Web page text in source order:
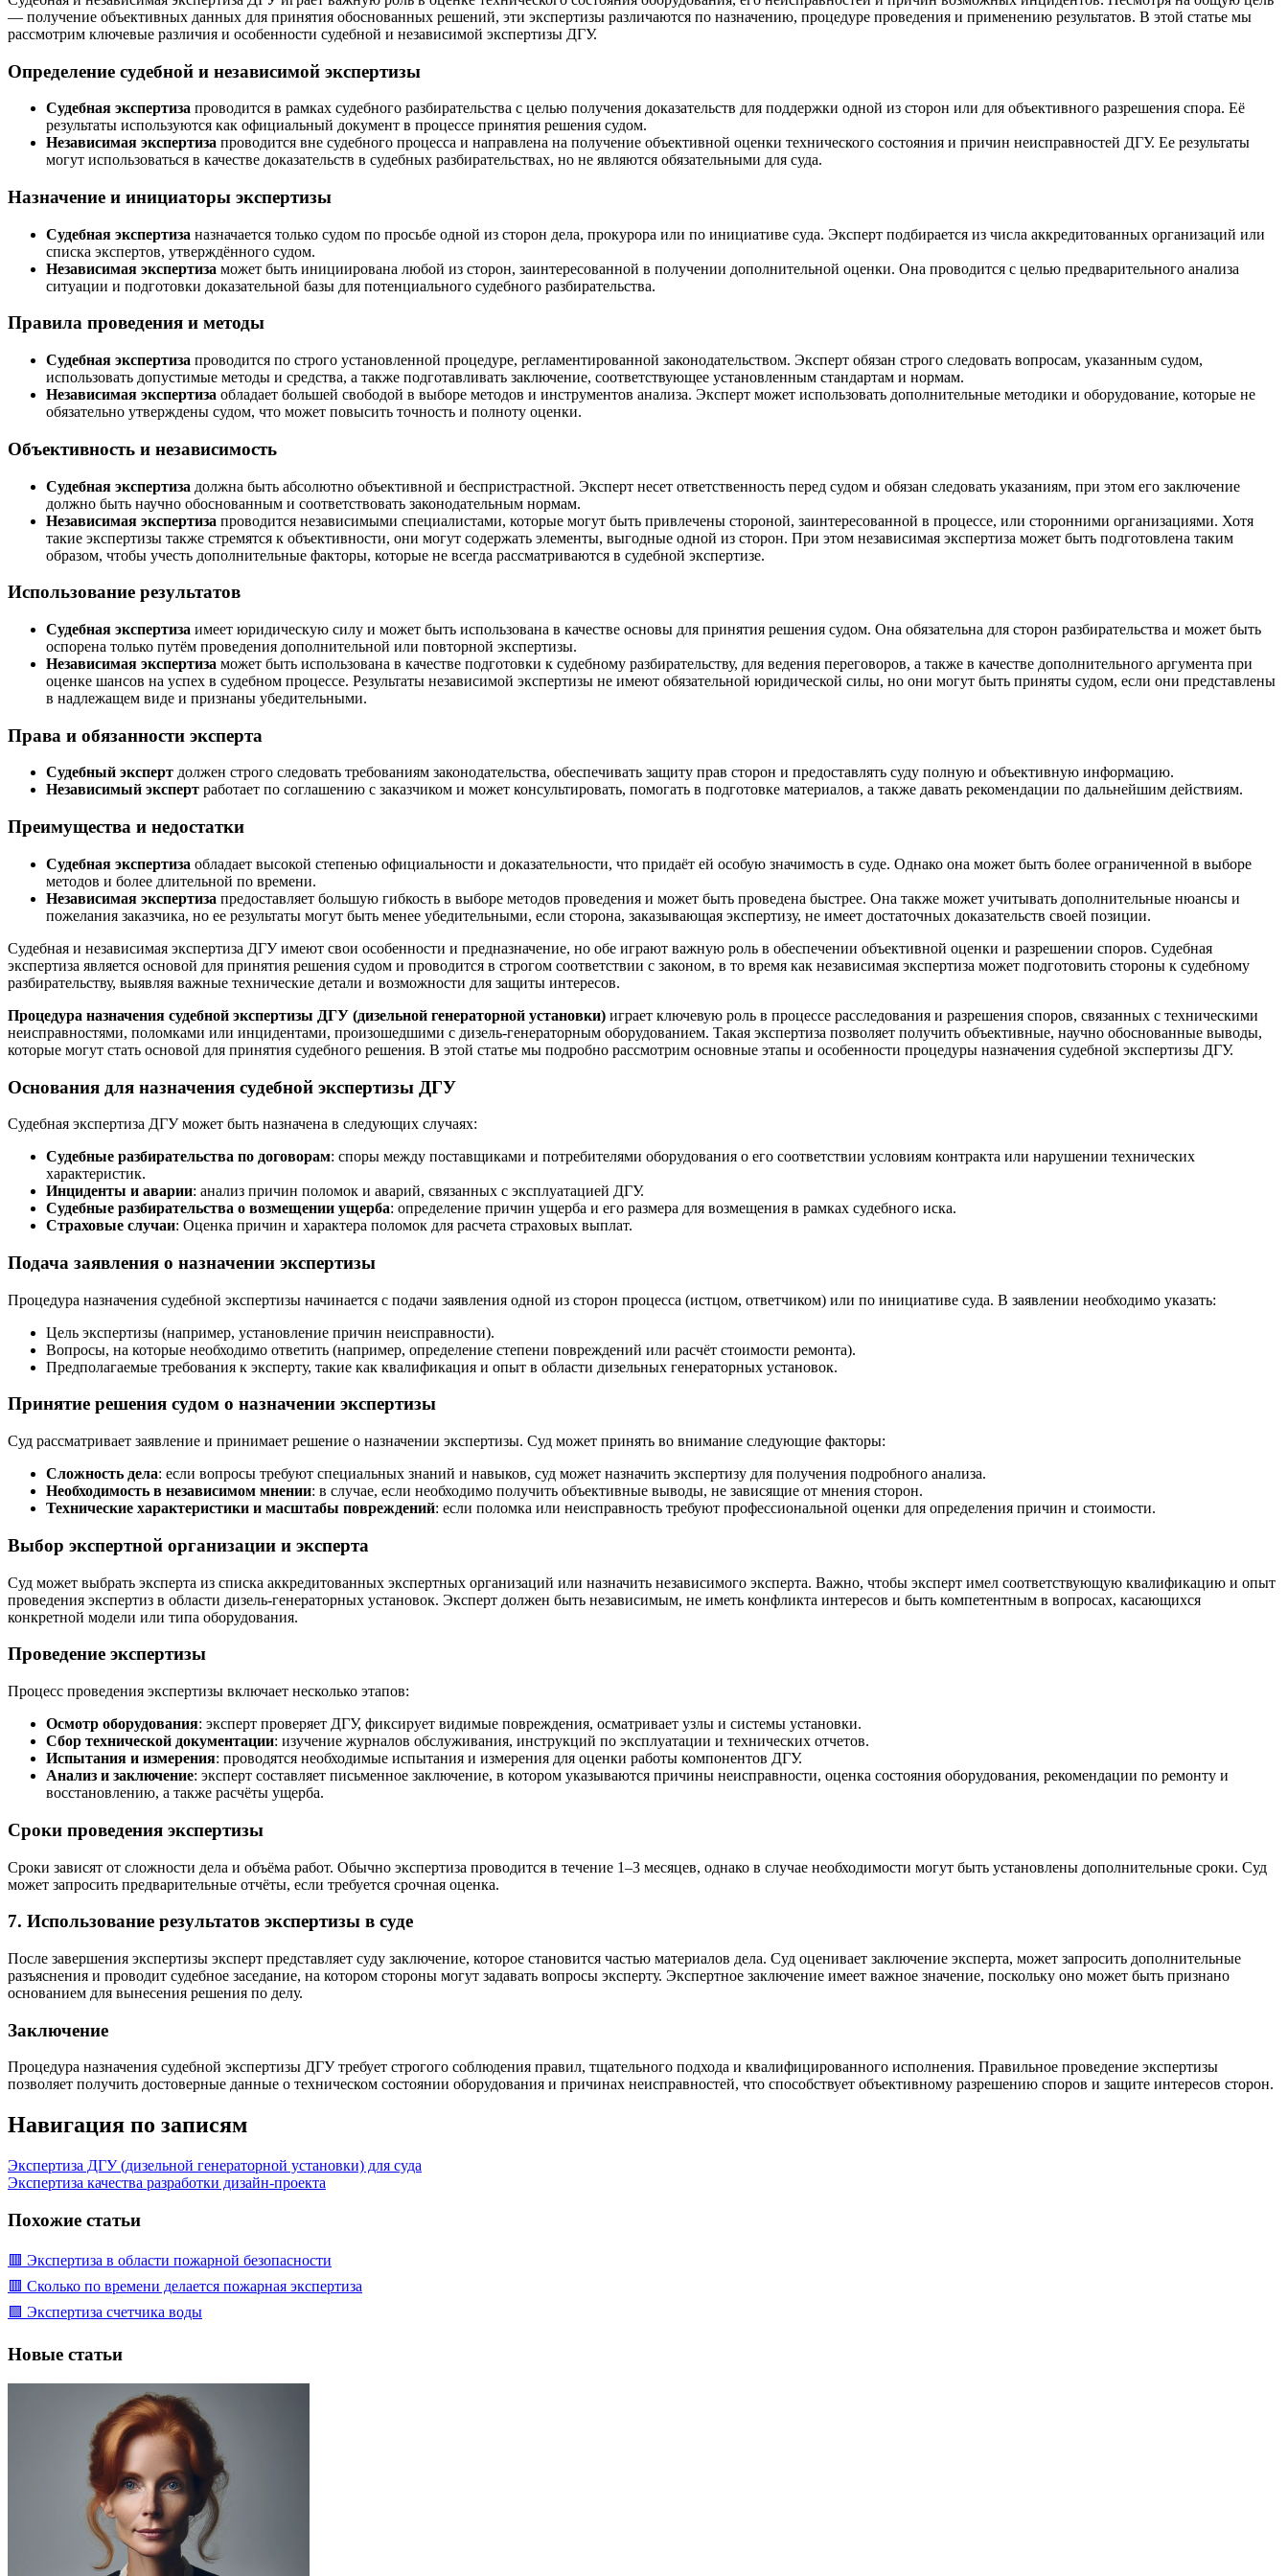
— получение объективных данных для принятия обоснованных решений, эти экспертизы различаются по назначению, процедуре проведения и применению результатов. В этой статье мы
рассмотрим ключевые различия и особенности судебной и независимой экспертизы ДГУ.
Определение судебной и независимой экспертизы
Судебная экспертиза проводится в рамках судебного разбирательства с целью получения доказательств для поддержки одной из сторон или для объективного разрешения спора. Её
результаты используются как официальный документ в процессе принятия решения судом.
Независимая экспертиза проводится вне судебного процесса и направлена на получение объективной оценки технического состояния и причин неисправностей ДГУ. Ее результаты
могут использоваться в качестве доказательств в судебных разбирательствах, но не являются обязательными для суда.
Назначение и инициаторы экспертизы
Судебная экспертиза назначается только судом по просьбе одной из сторон дела, прокурора или по инициативе суда. Эксперт подбирается из числа аккредитованных организаций или
списка экспертов, утверждённого судом.
Независимая экспертиза может быть инициирована любой из сторон, заинтересованной в получении дополнительной оценки. Она проводится с целью предварительного анализа
ситуации и подготовки доказательной базы для потенциального судебного разбирательства.
Правила проведения и методы
Судебная экспертиза проводится по строго установленной процедуре, регламентированной законодательством. Эксперт обязан строго следовать вопросам, указанным судом,
использовать допустимые методы и средства, а также подготавливать заключение, соответствующее установленным стандартам и нормам.
Независимая экспертиза обладает большей свободой в выборе методов и инструментов анализа. Эксперт может использовать дополнительные методики и оборудование, которые не
обязательно утверждены судом, что может повысить точность и полноту оценки.
Объективность и независимость
Судебная экспертиза должна быть абсолютно объективной и беспристрастной. Эксперт несет ответственность перед судом и обязан следовать указаниям, при этом его заключение
должно быть научно обоснованным и соответствовать законодательным нормам.
Независимая экспертиза проводится независимыми специалистами, которые могут быть привлечены стороной, заинтересованной в процессе, или сторонними организациями. Хотя
такие экспертизы также стремятся к объективности, они могут содержать элементы, выгодные одной из сторон. При этом независимая экспертиза может быть подготовлена таким
образом, чтобы учесть дополнительные факторы, которые не всегда рассматриваются в судебной экспертизе.
Использование результатов
Судебная экспертиза имеет юридическую силу и может быть использована в качестве основы для принятия решения судом. Она обязательна для сторон разбирательства и может быть
оспорена только путём проведения дополнительной или повторной экспертизы.
Независимая экспертиза может быть использована в качестве подготовки к судебному разбирательству, для ведения переговоров, а также в качестве дополнительного аргумента при
оценке шансов на успех в судебном процессе. Результаты независимой экспертизы не имеют обязательной юридической силы, но они могут быть приняты судом, если они представлены
в надлежащем виде и признаны убедительными.
Права и обязанности эксперта
Судебный эксперт должен строго следовать требованиям законодательства, обеспечивать защиту прав сторон и предоставлять суду полную и объективную информацию.
Независимый эксперт работает по соглашению с заказчиком и может консультировать, помогать в подготовке материалов, а также давать рекомендации по дальнейшим действиям.
Преимущества и недостатки
Судебная экспертиза обладает высокой степенью официальности и доказательности, что придаёт ей особую значимость в суде. Однако она может быть более ограниченной в выборе
методов и более длительной по времени.
Независимая экспертиза предоставляет большую гибкость в выборе методов проведения и может быть проведена быстрее. Она также может учитывать дополнительные нюансы и
пожелания заказчика, но ее результаты могут быть менее убедительными, если сторона, заказывающая экспертизу, не имеет достаточных доказательств своей позиции.
Судебная и независимая экспертиза ДГУ имеют свои особенности и предназначение, но обе играют важную роль в обеспечении объективной оценки и разрешении споров. Судебная
экспертиза является основой для принятия решения судом и проводится в строгом соответствии с законом, в то время как независимая экспертиза может подготовить стороны к судебному
разбирательству, выявляя важные технические детали и возможности для защиты интересов.
Процедура назначения судебной экспертизы ДГУ (дизельной генераторной установки) играет ключевую роль в процессе расследования и разрешения споров, связанных с техническими
неисправностями, поломками или инцидентами, произошедшими с дизель-генераторным оборудованием. Такая экспертиза позволяет получить объективные, научно обоснованные выводы,
которые могут стать основой для принятия судебного решения. В этой статье мы подробно рассмотрим основные этапы и особенности процедуры назначения судебной экспертизы ДГУ.
Основания для назначения судебной экспертизы ДГУ
Судебная экспертиза ДГУ может быть назначена в следующих случаях:
Судебные разбирательства по договорам: споры между поставщиками и потребителями оборудования о его соответствии условиям контракта или нарушении технических
характеристик.
Инциденты и аварии: анализ причин поломок и аварий, связанных с эксплуатацией ДГУ.
Судебные разбирательства о возмещении ущерба: определение причин ущерба и его размера для возмещения в рамках судебного иска.
Страховые случаи: Оценка причин и характера поломок для расчета страховых выплат.
Подача заявления о назначении экспертизы
Процедура назначения судебной экспертизы начинается с подачи заявления одной из сторон процесса (истцом, ответчиком) или по инициативе суда. В заявлении необходимо указать:
Цель экспертизы (например, установление причин неисправности).
Вопросы, на которые необходимо ответить (например, определение степени повреждений или расчёт стоимости ремонта).
Предполагаемые требования к эксперту, такие как квалификация и опыт в области дизельных генераторных установок.
Принятие решения судом о назначении экспертизы
Суд рассматривает заявление и принимает решение о назначении экспертизы. Суд может принять во внимание следующие факторы:
Сложность дела: если вопросы требуют специальных знаний и навыков, суд может назначить экспертизу для получения подробного анализа.
Необходимость в независимом мнении: в случае, если необходимо получить объективные выводы, не зависящие от мнения сторон.
Технические характеристики и масштабы повреждений: если поломка или неисправность требуют профессиональной оценки для определения причин и стоимости.
Выбор экспертной организации и эксперта
Суд может выбрать эксперта из списка аккредитованных экспертных организаций или назначить независимого эксперта. Важно, чтобы эксперт имел соответствующую квалификацию и опыт
проведения экспертиз в области дизель-генераторных установок. Эксперт должен быть независимым, не иметь конфликта интересов и быть компетентным в вопросах, касающихся
конкретной модели или типа оборудования.
Проведение экспертизы
Процесс проведения экспертизы включает несколько этапов:
Осмотр оборудования: эксперт проверяет ДГУ, фиксирует видимые повреждения, осматривает узлы и системы установки.
Сбор технической документации: изучение журналов обслуживания, инструкций по эксплуатации и технических отчетов.
Испытания и измерения: проводятся необходимые испытания и измерения для оценки работы компонентов ДГУ.
Анализ и заключение: эксперт составляет письменное заключение, в котором указываются причины неисправности, оценка состояния оборудования, рекомендации по ремонту и
восстановлению, а также расчёты ущерба.
Сроки проведения экспертизы
Сроки зависят от сложности дела и объёма работ. Обычно экспертиза проводится в течение 1–3 месяцев, однако в случае необходимости могут быть установлены дополнительные сроки. Суд
может запросить предварительные отчёты, если требуется срочная оценка.
7. Использование результатов экспертизы в суде
После завершения экспертизы эксперт представляет суду заключение, которое становится частью материалов дела. Суд оценивает заключение эксперта, может запросить дополнительные
разъяснения и проводит судебное заседание, на котором стороны могут задавать вопросы эксперту. Экспертное заключение имеет важное значение, поскольку оно может быть признано
основанием для вынесения решения по делу.
Заключение
Процедура назначения судебной экспертизы ДГУ требует строгого соблюдения правил, тщательного подхода и квалифицированного исполнения. Правильное проведение экспертизы
позволяет получить достоверные данные о техническом состоянии оборудования и причинах неисправностей, что способствует объективному разрешению споров и защите интересов сторон.
Навигация по записям
Экспертиза ДГУ (дизельной генераторной установки) для суда
Экспертиза качества разработки дизайн-проекта
Похожие статьи
🟥 Экспертиза в области пожарной безопасности
🟥 Сколько по времени делается пожарная экспертиза
🟩 Экспертиза счетчика воды
Новые статьи